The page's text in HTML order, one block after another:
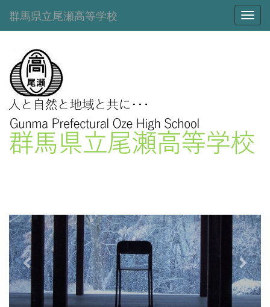
群馬県立尾瀬高等学校
e
v
i
o
u
s
x
t